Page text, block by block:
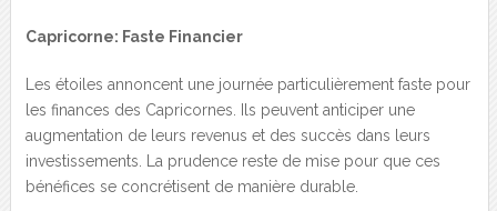
Capricorne: Faste Financier
Les étoiles annoncent une journée particulièrement faste pour
les finances des Capricornes. Ils peuvent anticiper une
augmentation de leurs revenus et des succès dans leurs
investissements. La prudence reste de mise pour que ces
bénéfices se concrétisent de manière durable.